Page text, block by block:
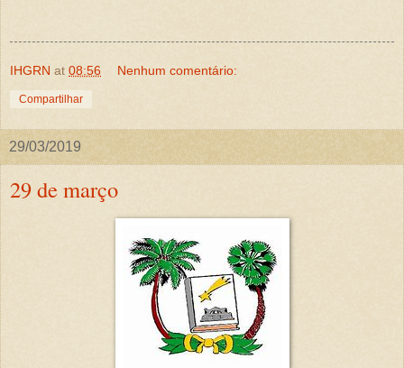
IHGRN at 08:56 Nenhum comentário:
Compartilhar
29/03/2019
29 de março